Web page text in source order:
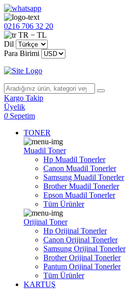
0216 706 32 20
TR − TL
Dil
Para Birimi
Kargo Takip
Üyelik
0 Sepetim
TONER
Muadil Toner
Hp Muadil Tonerler
Canon Muadil Tonerler
Samsung Muadil Tonerler
Brother Muadil Tonerler
Epson Muadil Tonerler
Tüm Ürünler
Orijinal Toner
Hp Orijinal Tonerler
Canon Orijinal Tonerler
Samsung Orijinal Tonerler
Brother Orijinal Tonerler
Pantum Orijinal Tonerler
Tüm Ürünler
KARTUŞ